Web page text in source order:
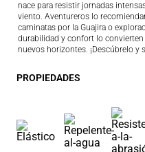
nace para resistir jornadas
viento. Aventureros lo
caminatas por la Guajira o
durabilidad y confort lo
nuevos horizontes. ¡Descúbrelo
PROPIEDADES